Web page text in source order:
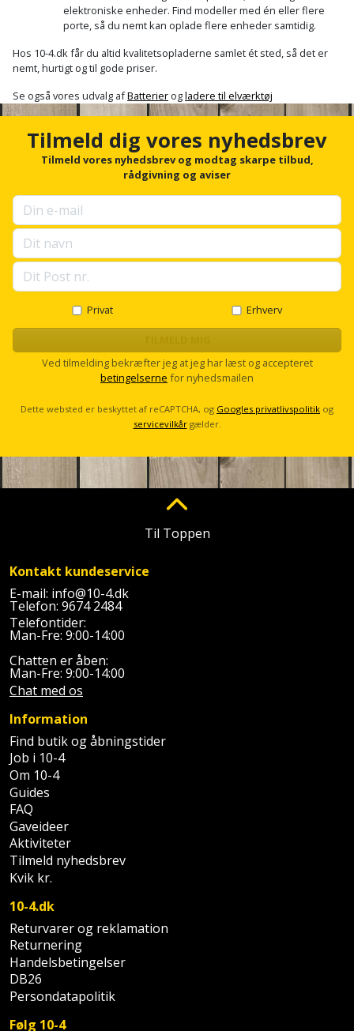
elektroniske enheder. Find modeller med én eller flere
porte, så du nemt kan oplade flere enheder samtidig.
Hos 10-4.dk får du altid kvalitetsopladerne samlet ét sted, så det er
nemt, hurtigt og til gode priser.
Se også vores udvalg afBatterier ogladere til elværktøj
Tilmeld dig vores nyhedsbrev
Tilmeld vores nyhedsbrev og modtag skarpe tilbud,
rådgivning og aviser
Privat Erhverv
Ved tilmelding bekræfter jeg at jeg har læst og accepteret
betingelserne for nyhedsmailen
Dette websted er beskyttet af reCAPTCHA, og Googles privatlivspolitik og
servicevilkårgælder.
Til Toppen
Kontakt kundeservice
E-mail: info@10-4.dk
Telefon: 9674 2484
Telefontider:
Man-Fre: 9:00-14:00
Chatten er åben:
Man-Fre: 9:00-14:00
Chat med os
Information
Find butik og åbningstider
Job i 10-4
Om 10-4
Guides
FAQ
Gaveideer
Aktiviteter
Tilmeld nyhedsbrev
Kvik kr.
10-4.dk
Returvarer og reklamation
Returnering
Handelsbetingelser
DB26
Persondatapolitik
Følg 10-4